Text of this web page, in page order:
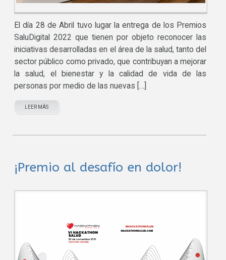
El día 28 de Abril tuvo lugar la entrega de los Premios
SaluDigital 2022 que tienen por objeto reconocer las
iniciativas desarrolladas en el área de la salud, tanto del
sector público como privado, que contribuyan a mejorar
la salud, el bienestar y la calidad de vida de las
personas por medio de las nuevas […]
LEER MÁS
¡Premio al desafío en dolor!